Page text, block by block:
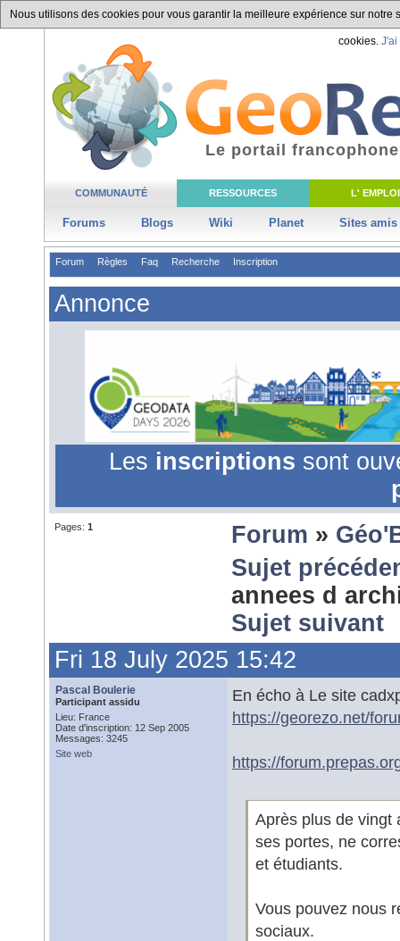
Nous utilisons des cookies pour vous garantir la meilleure expérience sur
cookies. J'ai
COMMUNAUTÉ RESSOURCES L' EMPLOI
Forums Blogs Wiki Planet Sites amis
Le portail
Forum Règles Faq Recherche Inscription
Annonce
Les inscriptions sont
Pages: 1 Forum »
Sujet
annees d
Sujet suivant
Fri 18 July 2025 15:42
Pascal Boulerie
Participant assidu
Lieu: France
Date d'inscription: 12 Sep 2005
Messages: 3245
Site web
En écho à Le site
https://georezo.net/
https://
Après plus de vingt
ses portes, ne
et étudiants.
Vous pouvez nous
sociaux.